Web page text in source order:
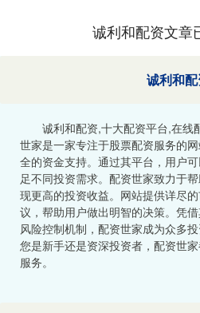
诚利和配资文章
诚利和
诚利和配资,十大配资平台,在线
世家是一家专注于股票配资服务的
全的资金支持。通过其平台，用户
足不同投资需求。配资世家致力于
现更高的投资收益。网站提供详尽
议，帮助用户做出明智的决策。凭
风险控制机制，配资世家成为众多
您是新手还是资深投资者，配资世
服务。